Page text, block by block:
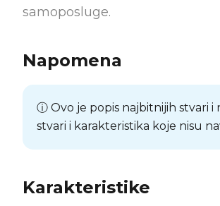
samoposluge.
Napomena
ⓘ Ovo je popis najbitnijih stvari
stvari i karakteristika koje nisu
Karakteristike